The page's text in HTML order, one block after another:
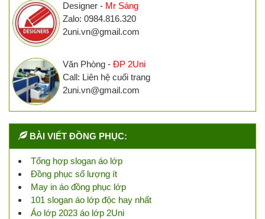
Designer - Mr Sáng
Zalo: 0984.816.320
2uni.vn@gmail.com
Văn Phòng - ĐP 2Uni
Call: Liên hệ cuối trang
2uni.vn@gmail.com
BÀI VIẾT ĐỒNG PHỤC:
Tổng hợp slogan áo lớp
Đồng phục số lượng ít
May in áo đồng phục lớp
101 slogan áo lớp độc hay nhất
Áo lớp 2023 áo lớp 2Uni